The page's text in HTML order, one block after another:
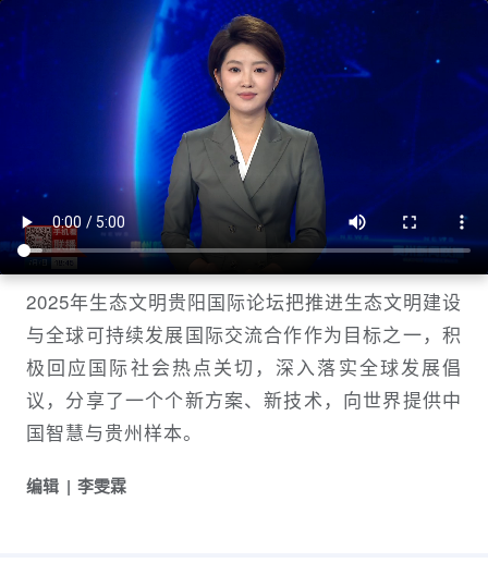
贵州新闻联播丨【共商全球发展绿色转
型 聚焦2025年生态文明论坛】共谋绿
色未来 为推进全球可持续发展贡献智慧
和力量
贵州新闻联播
1751887080
2025年生态文明贵阳国际论坛把推进生态文明建设
与全球可持续发展国际交流合作作为目标之一，积
极回应国际社会热点关切，深入落实全球发展倡
议，分享了一个个新方案、新技术，向世界提供中
国智慧与贵州样本。
编辑 李雯霖